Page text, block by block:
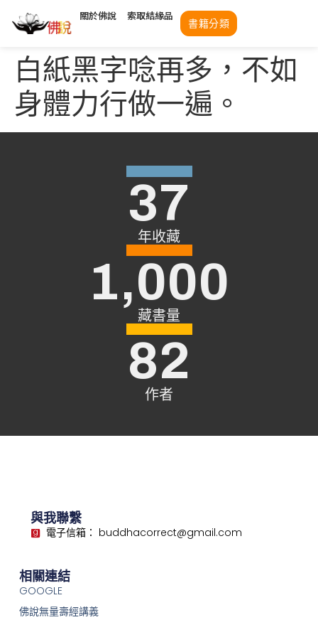
關於佛說 索取結緣品
書籍分類
白紙黑字唸再多，不如
身體力行做一遍。
年收藏
37
藏書量
1,000
作者
82
與我聯繫
電子信箱： buddhacorrect@gmail.com
相關連結
GOOGLE
佛說無量壽經講義